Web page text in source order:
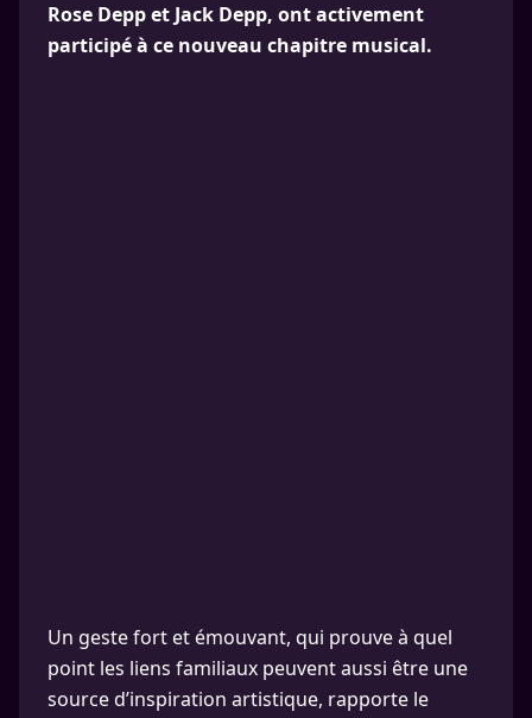
Rose Depp et Jack Depp, ont activement
participé à ce nouveau chapitre musical.
Un geste fort et émouvant, qui prouve à quel
point les liens familiaux peuvent aussi être une
source d’inspiration artistique, rapporte le